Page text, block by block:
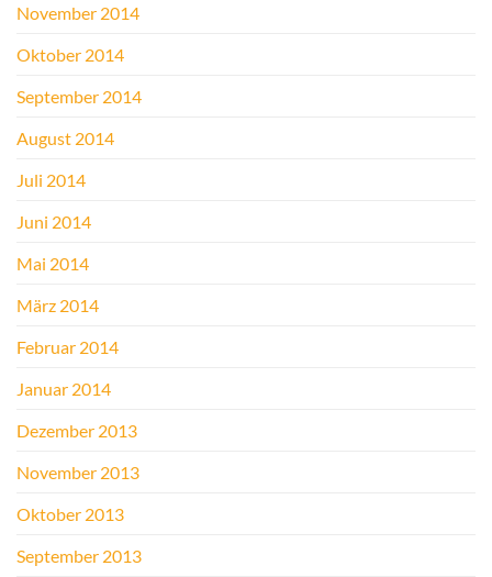
November 2014
Oktober 2014
September 2014
August 2014
Juli 2014
Juni 2014
Mai 2014
März 2014
Februar 2014
Januar 2014
Dezember 2013
November 2013
Oktober 2013
September 2013